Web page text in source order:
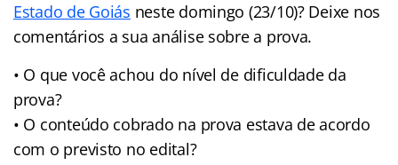
Estado de Goiás neste domingo (23/10)? Deixe nos
comentários a sua análise sobre a prova.
• O que você achou do nível de dificuldade da
prova?
• O conteúdo cobrado na prova estava de acordo
com o previsto no edital?